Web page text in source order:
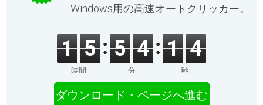
Windows用の高速オートクリッカー。
1 5
時間
5 4
分
1 4
秒
ダウンロード・ページへ進む